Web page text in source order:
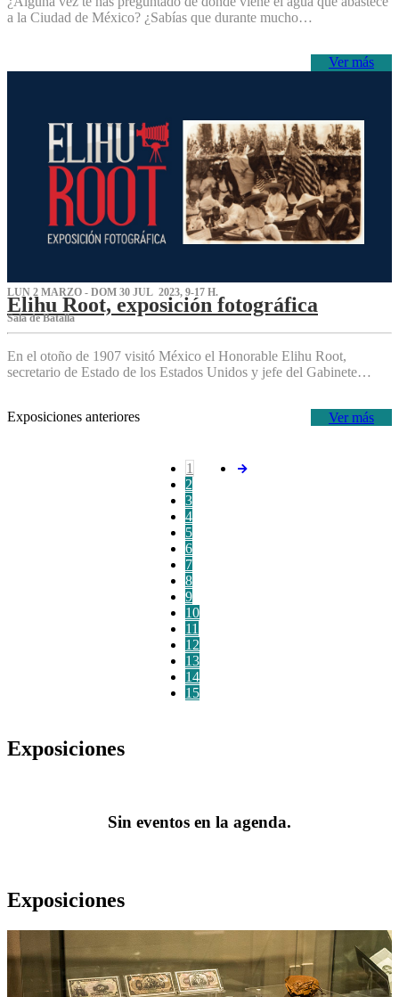
a la Ciudad de México? ¿Sabías que durante mucho…
Ver más
LUN 2 MARZO - DOM 30 JUL 2023, 9-17 H.
Elihu Root, exposición fotográfica
Sala de Batalla
En el otoño de 1907 visitó México el Honorable Elihu Root,
secretario de Estado de los Estados Unidos y jefe del Gabinete…
Ver más
Exposiciones anteriores
1
2
3
4
5
6
7
8
9
10
11
12
13
14
15
Exposiciones
Sin eventos en la agenda.
Exposiciones